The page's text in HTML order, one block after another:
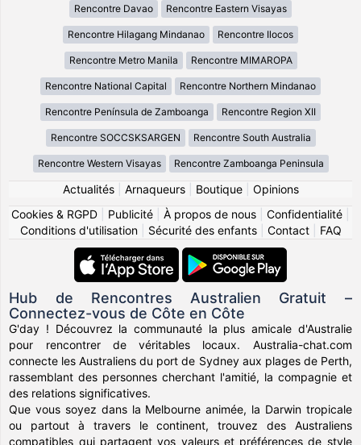
Rencontre Davao Rencontre Eastern Visayas
Rencontre Hilagang Mindanao Rencontre Ilocos
Rencontre Metro Manila Rencontre MIMAROPA
Rencontre National Capital Rencontre Northern Mindanao
Rencontre Península de Zamboanga Rencontre Region XII
Rencontre SOCCSKSARGEN Rencontre South Australia
Rencontre Western Visayas Rencontre Zamboanga Peninsula
Actualités| Arnaqueurs| Boutique| Opinions
Cookies & RGPD
Publicité À propos de nous Confidentialité
Conditions d'utilisation| Sécurité des enfants| Contact| FAQ
Hub de Rencontres Australien Gratuit –
Connectez-vous de Côte en Côte
G'day ! Découvrez la communauté la plus amicale d'Australie
pour rencontrer de véritables locaux. Australia-chat.com
connecte les Australiens du port de Sydney aux plages de Perth,
rassemblant des personnes cherchant l'amitié, la compagnie et
des relations significatives.
Que vous soyez dans la Melbourne animée, la Darwin tropicale
ou partout à travers le continent, trouvez des Australiens
compatibles qui partagent vos valeurs et préférences de style